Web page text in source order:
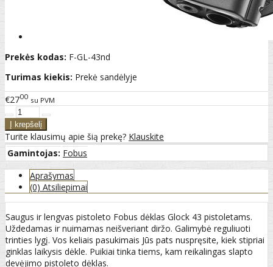
Prekės kodas: F-GL-43nd
Turimas kiekis: Prekė sandėlyje
€2700 su PVM
Turite klausimų apie šią prekę? Klauskite
Gamintojas: Fobus
Aprašymas
(0) Atsiliepimai
Saugus ir lengvas pistoleto Fobus dėklas Glock 43 pistoletams.
Uždedamas ir nuimamas neišveriant diržo. Galimybė reguliuoti
trinties lygį. Vos keliais pasukimais Jūs pats nuspręsite, kiek stipriai
ginklas laikysis dėkle. Puikiai tinka tiems, kam reikalingas slapto
devėjimo pistoleto dėklas.